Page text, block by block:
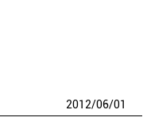
2012/06/01